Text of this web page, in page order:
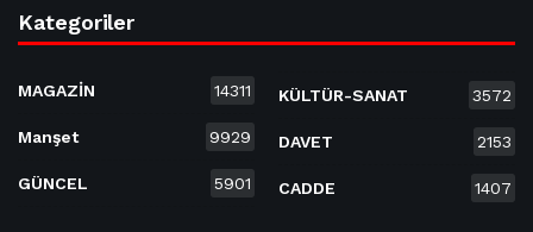
Kategoriler
MAGAZİN 14311
Manşet 9929
GÜNCEL 5901
KÜLTÜR-SANAT 3572
DAVET 2153
CADDE 1407